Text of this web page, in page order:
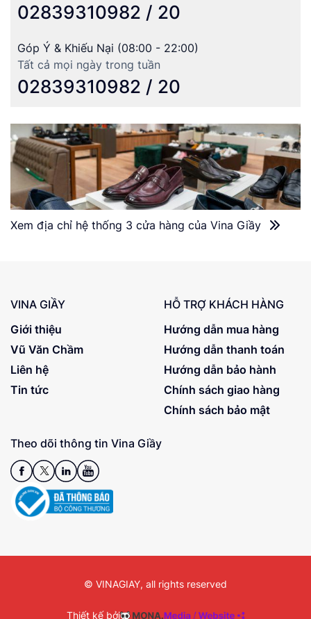
02839310982 / 20
Góp Ý & Khiếu Nại (08:00 - 22:00)
Tất cả mọi ngày trong tuần
02839310982 / 20
Xem địa chỉ hệ thống 3 cửa hàng của Vina Giầy
Theo dõi thông tin Vina Giầy
VINA GIẦY
Giới thiệu
Vũ Văn Chầm
Liên hệ
Tin tức
HỖ TRỢ KHÁCH HÀNG
Hướng dẫn mua hàng
Hướng dẫn thanh toán
Hướng dẫn bảo hành
Chính sách giao hàng
Chính sách bảo mật
© VINAGIAY, all rights reserved
Thiết kế bởi